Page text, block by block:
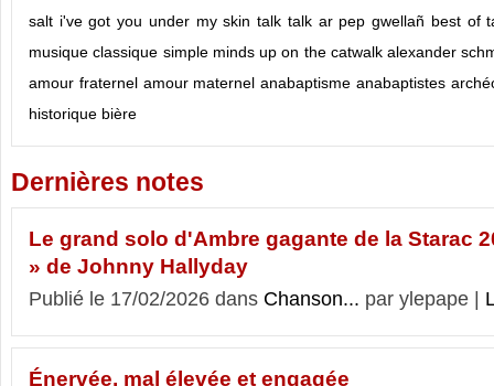
salt i've got you under my skin talk talk ar pep gwellañ best of
musique classique simple minds up on the catwalk alexander
amour fraternel amour maternel anabaptisme anabaptistes
historique bière
Dernières notes
Le grand solo d'Ambre gagante de la Starac
» de Johnny Hallyday
Publié le 17/02/2026 dans Chanson... par ylepape |
Énervée, mal élevée et engagée